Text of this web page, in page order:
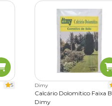
5 Dimy
Calcário Dolomítico Faixa B
Dimy